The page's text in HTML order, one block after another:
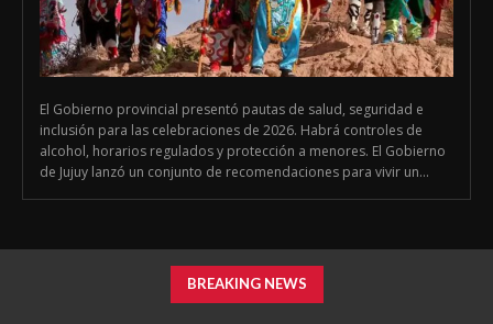
El Gobierno provincial presentó pautas de salud, seguridad e
inclusión para las celebraciones de 2026. Habrá controles de
alcohol, horarios regulados y protección a menores. El Gobierno
de Jujuy lanzó un conjunto de recomendaciones para vivir un...
BREAKING NEWS